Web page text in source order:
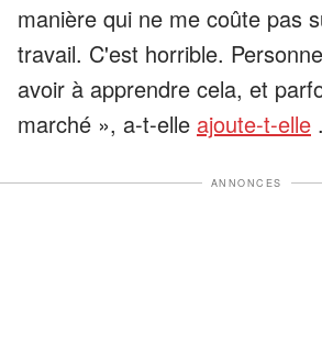
manière qui ne me coûte pas
travail. C'est horrible.
avoir à apprendre cela, et
marché », a-t-elle ajoute-t-elle .
ANNONCES